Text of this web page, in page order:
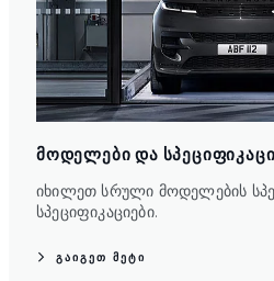
ᲛᲝᲓᲔᲚᲔᲑᲘ ᲓᲐ
იხილეთ სრული მოდელების
სპეციფიკაციები.
ᲒᲐᲘᲒᲔᲗ ᲛᲔᲢᲘ